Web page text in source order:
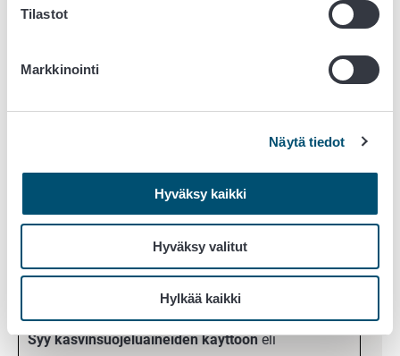
Tilastot
Markkinointi
Näytä tiedot
Hyväksy kaikki
Hyväksy valitut
Hylkää kaikki
mukaisesti*
Turvallisuus- ja kemikaalivirasto (Tukes)
Kasvinsuojelu: Havaitut taudit ja tuholaiset
Syy kasvinsuojeluaineiden käyttööneli